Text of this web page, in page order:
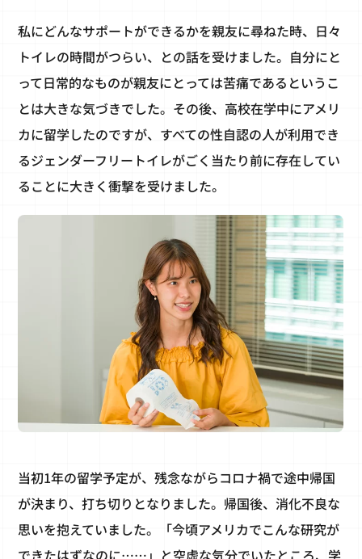
私にどんなサポートができるかを親友に尋ねた時、日々
トイレの時間がつらい、との話を受けました。自分にと
って日常的なものが親友にとっては苦痛であるというこ
とは大きな気づきでした。その後、高校在学中にアメリ
カに留学したのですが、すべての性自認の人が利用でき
るジェンダーフリートイレがごく当たり前に存在してい
ることに大きく衝撃を受けました。
当初1年の留学予定が、残念ながらコロナ禍で途中帰国
が決まり、打ち切りとなりました。帰国後、消化不良な
思いを抱えていました。「今頃アメリカでこんな研究が
できたはずなのに……」と空虚な気分でいたところ、学